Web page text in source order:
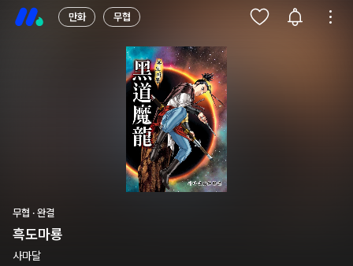
만화 무협
무협 · 완결
흑도마룡
사마달